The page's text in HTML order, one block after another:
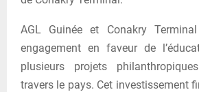
AGL Guinée et Conakry
engagement en faveur de
plusieurs projets
travers le pays. Cet investissement